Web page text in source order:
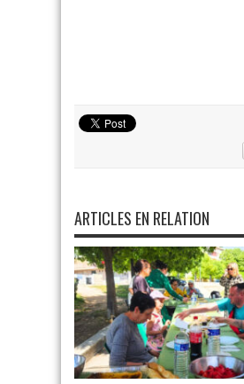
ARTICLES EN RELATION